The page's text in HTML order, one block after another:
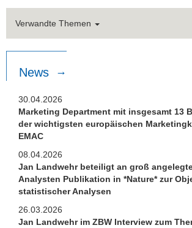
Verwandte Themen
News
30.04.2026
Marketing Department mit insgesamt 13
der wichtigsten europäischen
EMAC
08.04.2026
Jan Landwehr beteiligt an groß
Analysten Publikation in *Nature* zur
statistischer Analysen
26.03.2026
Jan Landwehr im ZBW Interview zum